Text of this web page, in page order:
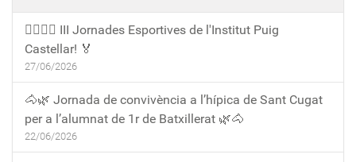
🏃‍♀️🏃‍♂️ III Jornades Esportives de l'Institut Puig
Castellar! 🏅
27/06/2026
🐴🌿 Jornada de convivència a l’hípica de Sant Cugat
per a l’alumnat de 1r de Batxillerat 🌿🐴
22/06/2026